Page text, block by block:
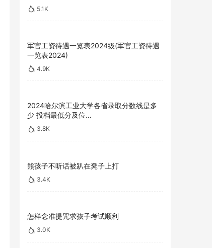
5.1K
军官工资待遇一览表2024级(军官工资待遇
一览表2024)
4.9K
2024哈尔滨工业大学各省录取分数线是多
少 投档最低分及位…
3.8K
熊孩子不听话被趴在凳子上打
3.4K
怎样念准提咒求孩子考试顺利
3.0K